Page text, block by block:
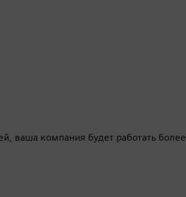
ваша компания будет работать более